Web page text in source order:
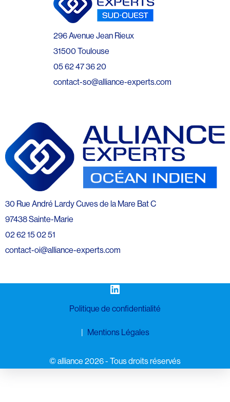
296 Avenue Jean Rieux
31500 Toulouse
05 62 47 36 20
contact-so@alliance-experts.com
30 Rue André Lardy Cuves de la Mare Bat C
97438 Sainte-Marie
02 62 15 02 51
contact-oi@alliance-experts.com
LinkedIn
Politique de confidentialité
Mentions Légales
©️ alliance 2026 - Tous droits réservés